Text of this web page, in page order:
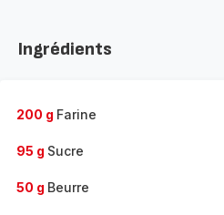
Ingrédients
200 g Farine
95 g Sucre
50 g Beurre